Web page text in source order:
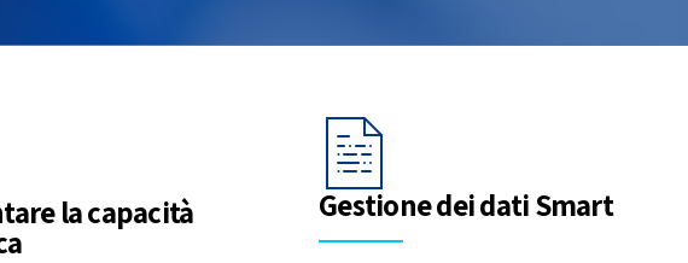
la capacità Gestione dei dati Smart